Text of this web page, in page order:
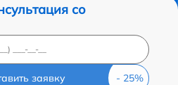
со
заявку